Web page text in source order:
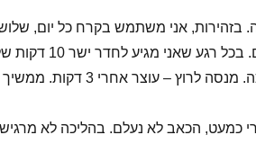
בזהירות, אני משתמש בקרח כל יום,
אפשר, אם לא –
אחרי 3 דקות. ממשיך בתרפיית הריפוי.
כמעט, הכאב לא נעלם. בהליכה לא